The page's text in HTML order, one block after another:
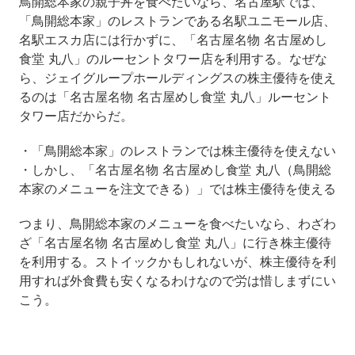
「鳥開総本家」のレストランである名駅ユニモール店、
名駅エスカ店には行かずに、「名古屋名物 名古屋めし
食堂 丸八」のルーセントタワー店を利用する。なぜな
ら、ジェイグループホールディングスの株主優待を使え
るのは「名古屋名物 名古屋めし食堂 丸八」ルーセント
タワー店だからだ。
・「鳥開総本家」のレストランでは株主優待を使えない
・しかし、「名古屋名物 名古屋めし食堂 丸八（鳥開総
本家のメニューを注文できる）」では株主優待を使える
つまり、鳥開総本家のメニューを食べたいなら、わざわ
ざ「名古屋名物 名古屋めし食堂 丸八」に行き株主優待
を利用する。ストイックかもしれないが、株主優待を利
用すれば外食費も安くなるわけなので労は惜しまずにい
こう。